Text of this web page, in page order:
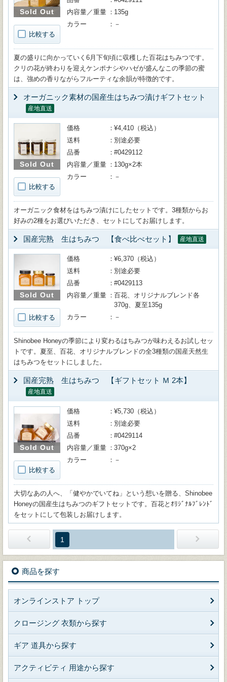
Sold Out
比較する
内容量／重量
135g
カラー
－
夏の盛りに向かっていく6月下旬頃に収穫した百花はちみつです。
クリの花が終わりを迎えケンポナシやハゼが盛んなこの季節の蜜
は、強めの香りながらフルーティな余韻が特徴的です。
オーガニック素材の国産生はちみつ漬けギフトセット
産地直送
Sold Out
比較する
価格
¥4,410（税込）
送料
別途必要
品番
#0429112
内容量／重量
130g×2本
カラー
－
オーガニック食材をはちみつ漬けにしたセットです。3種類からお
好みの2種をお選びいただき、セットにしてお届けします。
国産完熟 生はちみつ 【食べ比べセット】 産地直送
Sold Out
比較する
価格
¥6,370（税込）
送料
別途必要
品番
#0429113
内容量／重量
百花、オリジナルブレンド各
370g、夏至135g
カラー
－
Shinobee Honeyの季節により変わるはちみつが味わえるお試しセッ
トです。夏至、百花、オリジナルブレンドの全3種類の国産天然生
はちみつをセットにしました。
国産完熟 生はちみつ 【ギフトセット Ｍ 2本】
産地直送
Sold Out
比較する
価格
¥5,730（税込）
送料
別途必要
品番
#0429114
内容量／重量
370g×2
カラー
－
大切なあの人へ、「健やかでいてね」という想いを贈る、Shinobee
Honeyの国産生はちみつのギフトセットです。百花とｵﾘｼﾞﾅﾙﾌﾞﾚﾝﾄﾞ
をセットにして包装しお届けします。
1
商品を探す
オンラインストア トップ
クロージング 衣類から探す
ギア 道具から探す
アクティビティ 用途から探す